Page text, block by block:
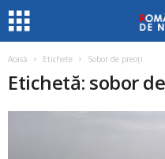
Acasă Etichete Sobor de preoți
Etichetă: sobor